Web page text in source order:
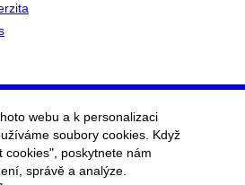
webu a k personalizaci
soubory cookies. Když
cookies", poskytnete nám
správě a analýze.